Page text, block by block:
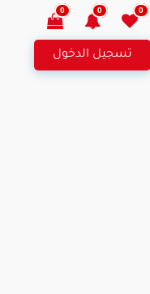
0
0
0
تسجيل الدخول